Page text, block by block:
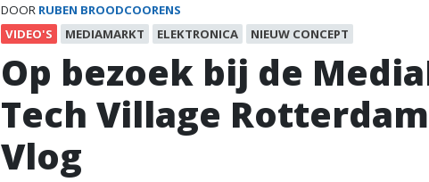
DOOR RUBEN BROODCOORENS
VIDEO'S
MEDIAMARKT ELEKTRONICA NIEUW CONCEPT
Op bezoek bij de
Tech Village
Vlog